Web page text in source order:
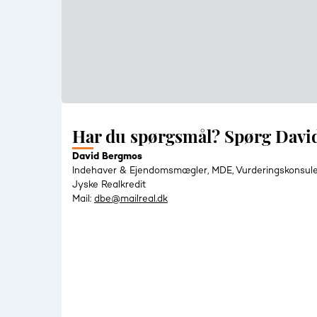
Har du spørgsmål? Spørg
David Bergmos
Indehaver & Ejendomsmægler, MDE,
Jyske Realkredit
Mail: dbe@mailreal.dk